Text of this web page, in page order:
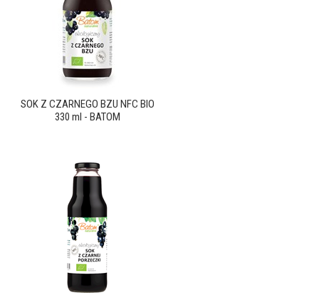
SOK Z CZARNEGO BZU NFC BIO
330 ml - BATOM